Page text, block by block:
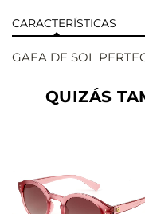
CARACTERÍSTICAS
GAFA DE SOL
QUIZÁS
VER AÑADIR